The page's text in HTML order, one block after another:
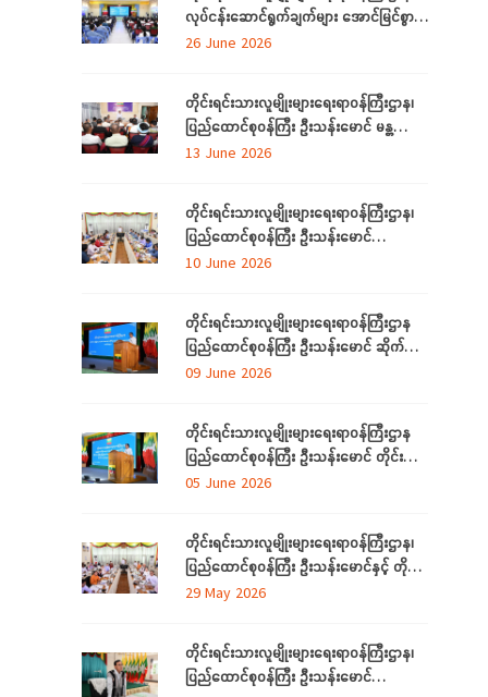
လုပ်ငန်းဆောင်ရွက်ချက်များ အောင်မြင်စွာ
အကောင်အထည်ဖော်နိုင်ရေးအတွက်
26 June 2026
တိုင်းရင်းသားလူမျိုးများရေးရာဝန်ကြီးဌာန၊
ပြည်ထောင်စုဝန်ကြီး ဦးသန်းမောင် မန္တလေး
တိုင်းဒေသကြီးအတွင်းရှိ တိုင်းရင်းသားစာပေ
ဆွေးနွေး
13 June 2026
တိုင်းရင်းသားလူမျိုးများရေးရာဝန်ကြီးဌာန၊
ပြည်ထောင်စုဝန်ကြီး ဦးသန်းမောင်
ပြည်ထောင်စုနယ်မြေ နေပြည်တော်အတွင်းရှိ
အသင်းအဖွဲ့များနှင့် တွေ့ဆုံဆွေးနွေး
10 June 2026
တိုင်းရင်းသားလူမျိုးများရေးရာဝန်ကြီးဌာန
ပြည်ထောင်စုဝန်ကြီး ဦးသန်းမောင် ဆိုက်ဘာ
လုံခြုံရေး (Cyber Security) ဆိုင်ရာ
ရောက်
09 June 2026
တိုင်းရင်းသားလူမျိုးများရေးရာဝန်ကြီးဌာန
ပြည်ထောင်စုဝန်ကြီး ဦးသန်းမောင် တိုင်း
ဒေသကြီးနှင့် ပြည်နယ်များမှ
တိုင်းရင်းသားစာပေနှင့် ယဉ်ကျေးမှု
အသင်းအဖွဲ့ ကိုယ်စားလှယ်များအား တည်
ခင်းဧည့်ခံသည့် ဂုဏ်ပြုညစာစားပွဲသို့တက်
ရောက်
05 June 2026
တိုင်းရင်းသားလူမျိုးများရေးရာဝန်ကြီးဌာန၊
ပြည်ထောင်စုဝန်ကြီး ဦးသန်းမောင်နှင့် တိုင်း
ဒေသကြီးနှင့်ပြည်နယ် တိုင်းရင်းသား
အစည်းအဝေး ကျင်းပ
29 May 2026
တိုင်းရင်းသားလူမျိုးများရေးရာဝန်ကြီးဌာန၊
ပြည်ထောင်စုဝန်ကြီး ဦးသန်းမောင်